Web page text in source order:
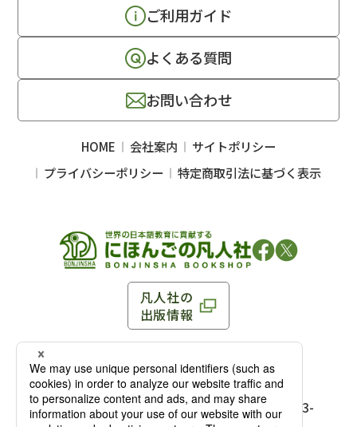
凡人社の
出版情報
〒102-0093 東京都千代田区平河町 1-3-13 8F
TEL：03-3263-3959／FAX：03-3263-3116
〒102-0093 東京都千代田区平河町1-3-
ご利用ガイド
よくある質問
お問い合わせ
HOME 会社案内
サイトポリシー
プライバシーポリシー
特定商取引法に基づく表示